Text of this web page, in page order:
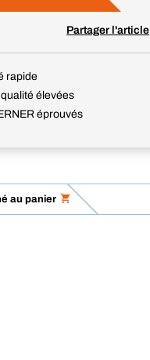
Partager l'article
rapide
élevées
éprouvés
au panier